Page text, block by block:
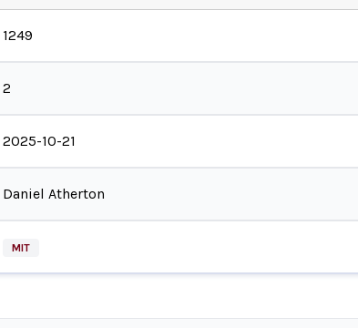
1249
2
2025-10-21
Daniel Atherton
MIT